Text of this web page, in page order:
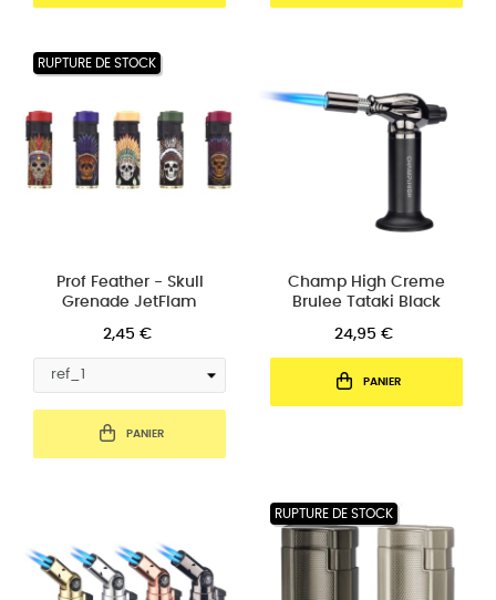
RUPTURE DE STOCK
Prof Feather - Skull
Grenade JetFlam
2,45 €
PANIER
Champ High Creme
Brulee Tataki Black
24,95 €
PANIER
RUPTURE DE STOCK